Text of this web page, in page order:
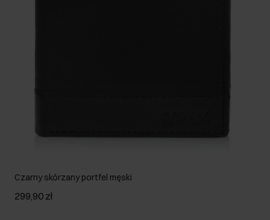
Czarny skórzany portfel męski
299,90 zł